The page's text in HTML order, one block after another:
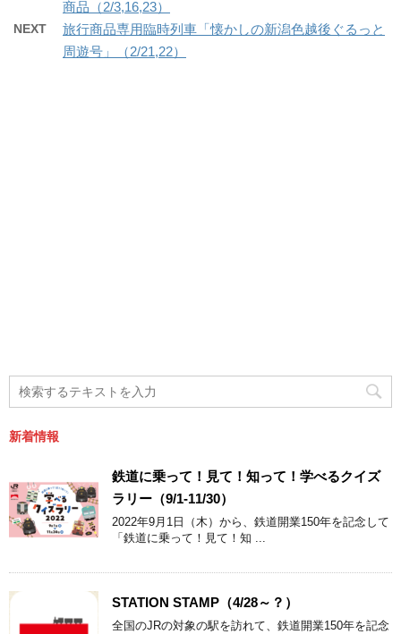
商品（2/3,16,23）
NEXT
旅行商品専用臨時列車「懐かしの新潟色越後ぐるっと
周遊号」（2/21,22）
新着情報
鉄道に乗って！見て！知って！学べるクイズ
ラリー（9/1-11/30）
2022年9月1日（木）から、鉄道開業150年を記念して
「鉄道に乗って！見て！知 ...
STATION STAMP（4/28～？）
全国のJRの対象の駅を訪れて、鉄道開業150年を記念